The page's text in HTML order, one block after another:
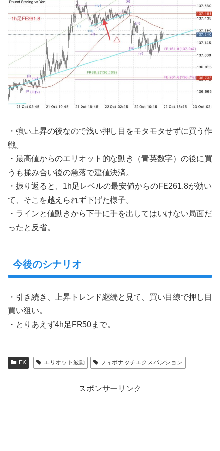
・強い上昇の後なので浅い押し目をモタモタせずに買う作
戦。
・最高値からのエリオット的な動き（青英数字）の後に買
うも揉み合い後の急落で建値決済。
・振り返ると、1h足レベルの最安値からのFE261.8が効い
て、そこを越えられず下げた様子。
・ラインと値動きから下手に手を出してはいけない局面だ
ったと反省。
今後のシナリオ
・引き続き、上昇トレンド継続と見て、買い目線で押し目
買い狙い。
・とりあえず4h足FR50まで。
FX エリオット波動 フィボナッチエクスパンション
スポンサーリンク